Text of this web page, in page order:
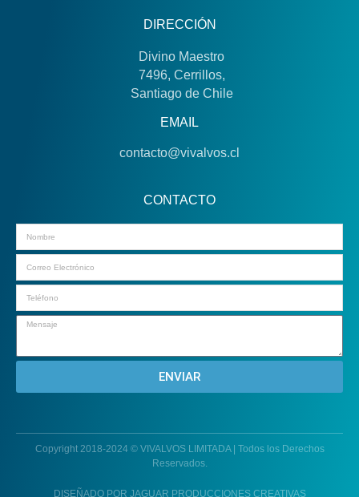
DIRECCIÓN
Divino Maestro
7496, Cerrillos,
Santiago de Chile
EMAIL
contacto@vivalvos.cl
CONTACTO
Email
ENVIAR
Copyright 2018-2024 © VIVALVOS LIMITADA | Todos los Derechos
Reservados.
DISEÑADO POR JAGUAR PRODUCCIONES CREATIVAS